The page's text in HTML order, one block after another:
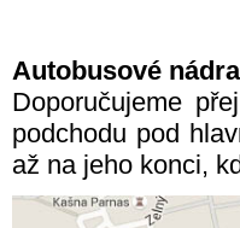
Autobusové
Doporučujeme
podchodu pod
až na jeho konci,